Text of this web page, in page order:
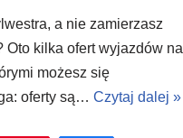
a nie zamierzasz
Oto kilka ofert wyjazdów na
możesz się
oferty są… Czytaj dalej »